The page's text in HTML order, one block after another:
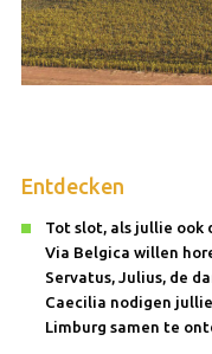
Entdecken
Tot slot, als jullie ook
Via Belgica willen
Servatus, Julius, de
Caecilia nodigen
Limburg samen te